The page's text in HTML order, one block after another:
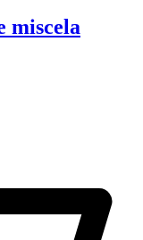
miscela